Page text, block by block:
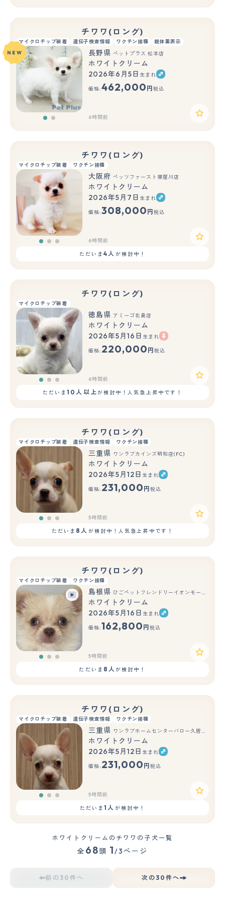
チワワ(ロング)
マイクロチップ装着 遺伝子検査情報 ワクチン接種 親体重表示
もっと見る
NEW 長野県 ペットプラス 松本店
ホワイトクリーム
2026年6月5日 生まれ
価格:462,000 円 税込
6時間前
チワワ(ロング)
マイクロチップ装着 ワクチン接種
もっと見る
大阪府 ペッツファースト寝屋川店
ホワイトクリーム
2026年5月7日 生まれ
価格:308,000 円 税込
6時間前
ただいま4人 が検討中！
チワワ(ロング)
マイクロチップ装着
もっと見る
徳島県 アミーゴ北島店
ホワイトクリーム
2026年5月16日 生まれ
価格: 220,000 円 税込
6時間前
ただいま10人以上が検討中！人気急上昇中です！
チワワ(ロング)
マイクロチップ装着 遺伝子検査情報 ワクチン接種
もっと見る
三重県 ワンラブカインズ明和店(FC)
ホワイトクリーム
2026年5月12日 生まれ
価格: 231,000 円 税込
5時間前
ただいま 8人 が検討中！人気急上昇中です！
チワワ(ロング)
マイクロチップ装着 ワクチン接種
もっと見る
島根県 ひごペットフレンドリーイオンモール出雲店
ホワイトクリーム
2026年5月16日 生まれ
価格:162,800 円 税込
5時間前
ただいま 8人が検討中！
チワワ(ロング)
マイクロチップ装着 遺伝子検査情報 ワクチン接種
もっと見る
三重県 ワンラブホームセンターバロー久居店(FC)
ホワイトクリーム
2026年5月12日 生まれ
価格: 231,000 円 税込
5時間前
ただいま1人 が検討中！
ホワイトクリームのチワワの子犬一覧
全 68頭 1/3ページ
前の30件へ 次の30件へ